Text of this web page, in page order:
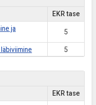
EKR tase
ja
5
5
EKR tase